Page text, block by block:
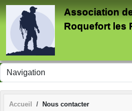
Association
Roquefort les
Accueil Nous contacter
Panneau de gestion des cookies